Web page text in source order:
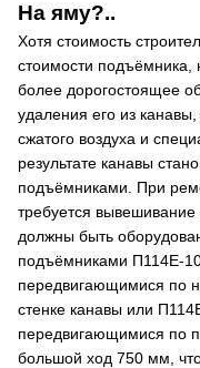
На яму?..
Хотя стоимость
стоимости подъёмника,
более дорогостоящее
удаления его из
сжатого воздуха и
результате канавы
подъёмниками. При
требуется
должны быть
подъёмниками П114Е-
передвигающимися по
стенке канавы или
передвигающимися по
большой ход 750 мм,